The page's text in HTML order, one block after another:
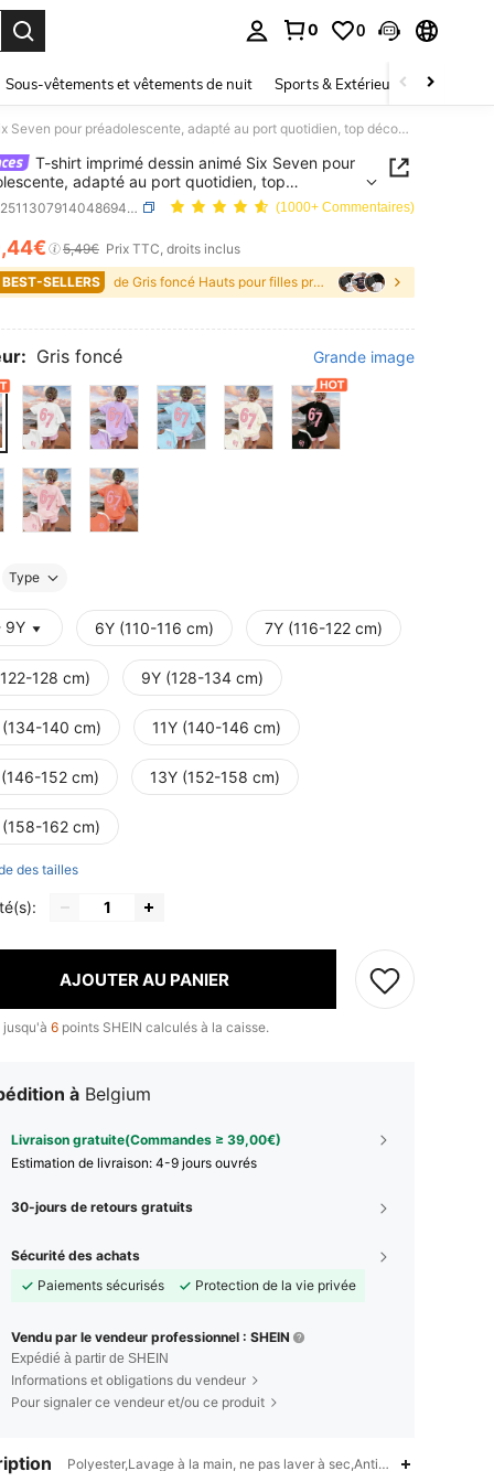
0 0
Sous-vêtements et vêtements de nuit Sports & Extérieur Enfants
T-shirt imprimé dessin animé Six Seven pour préadolescente, adapté au port quotidien, top décontracté mode printemps/été pour filles
T-shirt imprimé dessin animé Six Seven pour
adapté au port quotidien, top
mode printemps/été pour filles
SKU: sk251130791404869407 (1000+ Commentaires)
AND AVAILABILITY
,44€ 5,49€ Prix TTC, droits inclus
SELLERS
de Gris foncé Hauts pour filles préadolescentes
Gris foncé Grande image
Type
9Y 6Y (110-116 cm) 7Y (116-122 cm)
128 cm) 9Y (128-134 cm)
(134-140 cm) 11Y (140-146 cm)
152 cm) 13Y (152-158 cm)
162 cm)
des tailles
AJOUTER AU PANIER
jusqu'à 6 points SHEIN calculés à la caisse.
à Belgium
Livraison gratuite(Commandes ≥ 39,00€)
Estimation de livraison: 4-9 jours ouvrés
30-jours de retours gratuits
Sécurité des achats
Paiements sécurisés
Protection de la vie privée
Vendu par le vendeur professionnel : SHEIN
Expédié à partir de SHEIN
Informations et obligations du vendeur
Pour signaler ce vendeur et/ou ce produit
Polyester,Lavage à la main, ne pas laver à sec,Anti-rides